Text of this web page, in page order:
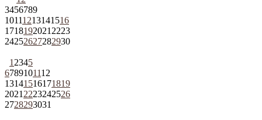
3456789
10111213141516
1718192021 2223
24252627282930
1 2345
6789101112
13141516171819
2021 2223242526
2728293031